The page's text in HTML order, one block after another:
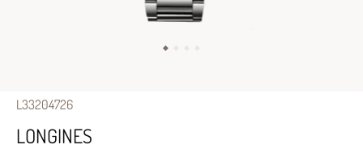
L33204726
LONGINES